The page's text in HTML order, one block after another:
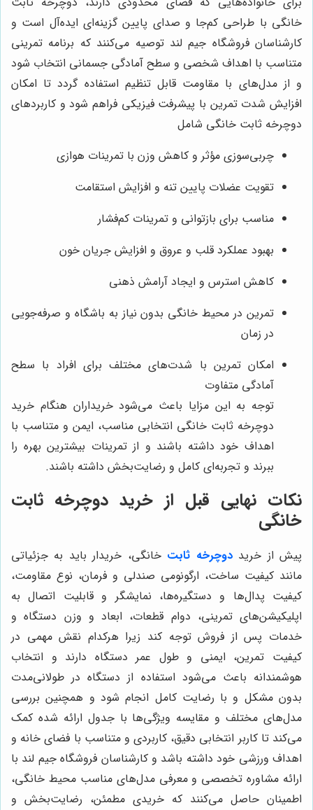
خانگی با طراحی کم‌جا و صدای پایین گزینه‌ای ایده‌آل است و
کارشناسان فروشگاه جیم لند توصیه می‌کنند که برنامه تمرینی
متناسب با اهداف شخصی و سطح آمادگی جسمانی انتخاب شود
و از مدل‌های با مقاومت قابل تنظیم استفاده گردد تا امکان
افزایش شدت تمرین با پیشرفت فیزیکی فراهم شود و کاربردهای
دوچرخه ثابت خانگی شامل
چربی‌سوزی مؤثر و کاهش وزن با تمرینات هوازی
تقویت عضلات پایین تنه و افزایش استقامت
مناسب برای بازتوانی و تمرینات کم‌فشار
بهبود عملکرد قلب و عروق و افزایش جریان خون
کاهش استرس و ایجاد آرامش ذهنی
تمرین در محیط خانگی بدون نیاز به باشگاه و صرفه‌جویی
در زمان
امکان تمرین با شدت‌های مختلف برای افراد با سطح
آمادگی متفاوت
توجه به این مزایا باعث می‌شود خریداران هنگام خرید
دوچرخه ثابت خانگی انتخابی مناسب، ایمن و متناسب با
اهداف خود داشته باشند و از تمرینات بیشترین بهره را
ببرند و تجربه‌ای کامل و رضایت‌بخش داشته باشند.
نکات نهایی قبل از خرید دوچرخه ثابت
خانگی
پیش از خریددوچرخه ثابت خانگی، خریدار باید به جزئیاتی
مانند کیفیت ساخت، ارگونومی صندلی و فرمان، نوع مقاومت،
کیفیت پدال‌ها و دستگیره‌ها، نمایشگر و قابلیت اتصال به
اپلیکیشن‌های تمرینی، دوام قطعات، ابعاد و وزن دستگاه و
خدمات پس از فروش توجه کند زیرا هرکدام نقش مهمی در
کیفیت تمرین، ایمنی و طول عمر دستگاه دارند و انتخاب
هوشمندانه باعث می‌شود استفاده از دستگاه در طولانی‌مدت
بدون مشکل و با رضایت کامل انجام شود و همچنین بررسی
مدل‌های مختلف و مقایسه ویژگی‌ها با جدول ارائه شده کمک
می‌کند تا کاربر انتخابی دقیق، کاربردی و متناسب با فضای خانه و
اهداف ورزشی خود داشته باشد و کارشناسان فروشگاه جیم لند با
ارائه مشاوره تخصصی و معرفی مدل‌های مناسب محیط خانگی،
اطمینان حاصل می‌کنند که خریدی مطمئن، رضایت‌بخش و